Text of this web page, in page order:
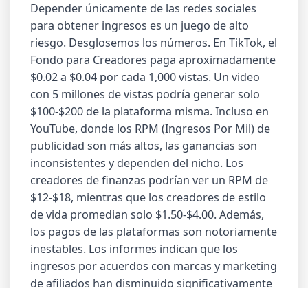
Depender únicamente de las redes sociales
para obtener ingresos es un juego de alto
riesgo. Desglosemos los números. En TikTok, el
Fondo para Creadores paga aproximadamente
$0.02 a $0.04 por cada 1,000 vistas. Un video
con 5 millones de vistas podría generar solo
$100-$200 de la plataforma misma. Incluso en
YouTube, donde los RPM (Ingresos Por Mil) de
publicidad son más altos, las ganancias son
inconsistentes y dependen del nicho. Los
creadores de finanzas podrían ver un RPM de
$12-$18, mientras que los creadores de estilo
de vida promedian solo $1.50-$4.00. Además,
los pagos de las plataformas son notoriamente
inestables. Los informes indican que los
ingresos por acuerdos con marcas y marketing
de afiliados han disminuido significativamente